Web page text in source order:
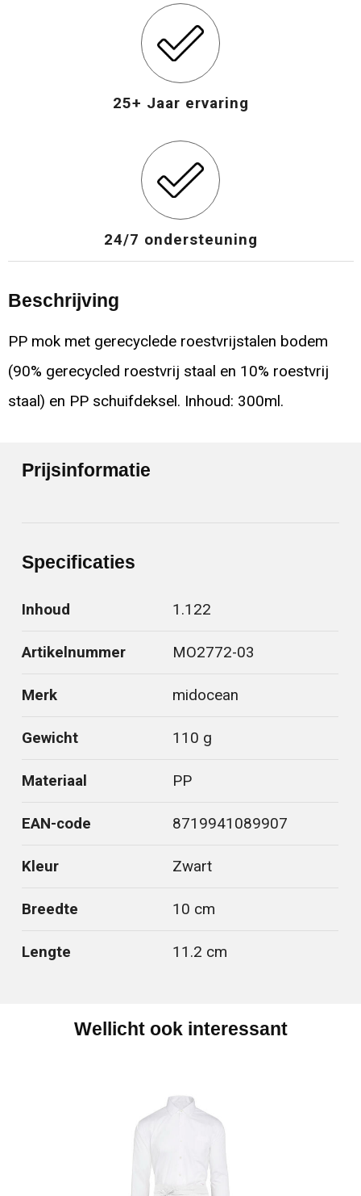
25+ Jaar ervaring
24/7 ondersteuning
Beschrijving
PP mok met gerecyclede roestvrijstalen bodem
(90% gerecycled roestvrij staal en 10% roestvrij
staal) en PP schuifdeksel. Inhoud: 300ml.
Prijsinformatie
Specificaties
Inhoud 1.122
Artikelnummer MO2772-03
Merk midocean
Gewicht 110 g
Materiaal PP
EAN-code 8719941089907
Kleur Zwart
Breedte 10 cm
Lengte 11.2 cm
Wellicht ook interessant